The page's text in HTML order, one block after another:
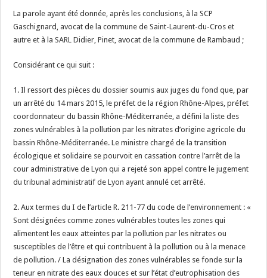
La parole ayant été donnée, après les conclusions, à la SCP
Gaschignard, avocat de la commune de Saint-Laurent-du-Cros et
autre et à la SARL Didier, Pinet, avocat de la commune de Rambaud ;
Considérant ce qui suit :
1. Il ressort des pièces du dossier soumis aux juges du fond que, par
un arrêté du 14 mars 2015, le préfet de la région Rhône-Alpes, préfet
coordonnateur du bassin Rhône-Méditerranée, a défini la liste des
zones vulnérables à la pollution par les nitrates d’origine agricole du
bassin Rhône-Méditerranée. Le ministre chargé de la transition
écologique et solidaire se pourvoit en cassation contre l’arrêt de la
cour administrative de Lyon qui a rejeté son appel contre le jugement
du tribunal administratif de Lyon ayant annulé cet arrêté.
2. Aux termes du I de l’article R. 211-77 du code de l’environnement : «
Sont désignées comme zones vulnérables toutes les zones qui
alimentent les eaux atteintes par la pollution par les nitrates ou
susceptibles de l’être et qui contribuent à la pollution ou à la menace
de pollution. / La désignation des zones vulnérables se fonde sur la
teneur en nitrate des eaux douces et sur l’état d’eutrophisation des